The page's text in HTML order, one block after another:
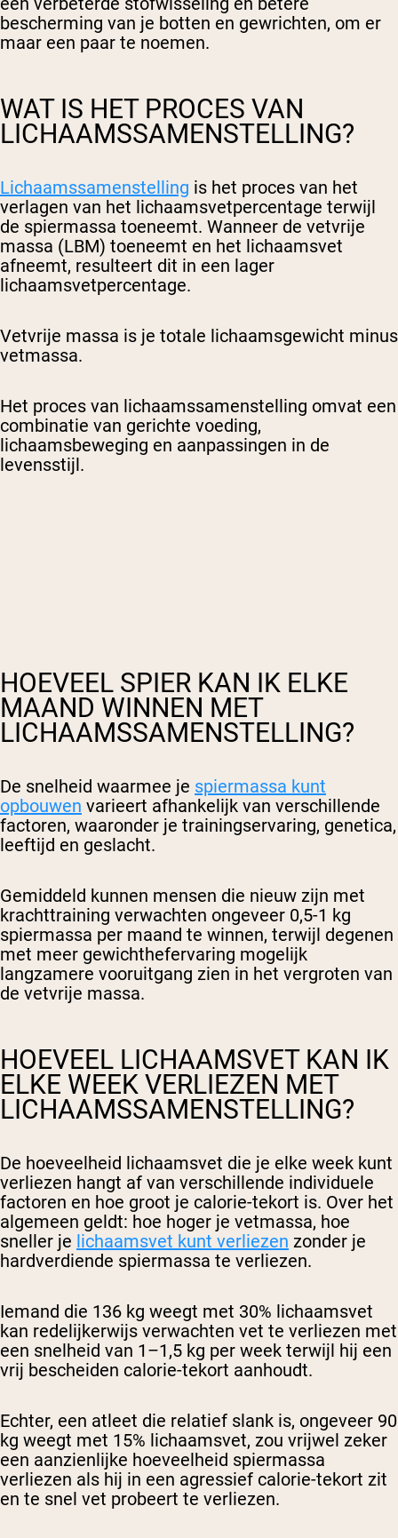
bescherming van je botten en gewrichten, om er
maar een paar te noemen.
WAT IS HET PROCES VAN
LICHAAMSSAMENSTELLING?
Lichaamssamenstelling is het proces van het
verlagen van het lichaamsvetpercentage terwijl
de spiermassa toeneemt. Wanneer de vetvrije
massa (LBM) toeneemt en het lichaamsvet
afneemt, resulteert dit in een lager
lichaamsvetpercentage.
Vetvrije massa is je totale lichaamsgewicht minus
vetmassa.
Het proces van lichaamssamenstelling omvat een
combinatie van gerichte voeding,
lichaamsbeweging en aanpassingen in de
levensstijl.
HOEVEEL SPIER KAN IK ELKE
MAAND WINNEN MET
LICHAAMSSAMENSTELLING?
De snelheid waarmee je spiermassa kunt
opbouwen varieert afhankelijk van verschillende
factoren, waaronder je trainingservaring, genetica,
leeftijd en geslacht.
Gemiddeld kunnen mensen die nieuw zijn met
krachttraining verwachten ongeveer 0,5-1 kg
spiermassa per maand te winnen, terwijl degenen
met meer gewichthefervaring mogelijk
langzamere vooruitgang zien in het vergroten van
de vetvrije massa.
HOEVEEL LICHAAMSVET KAN IK
ELKE WEEK VERLIEZEN MET
LICHAAMSSAMENSTELLING?
De hoeveelheid lichaamsvet die je elke week kunt
verliezen hangt af van verschillende individuele
factoren en hoe groot je calorie-tekort is. Over het
algemeen geldt: hoe hoger je vetmassa, hoe
sneller je lichaamsvet kunt verliezen zonder je
hardverdiende spiermassa te verliezen.
Iemand die 136 kg weegt met 30% lichaamsvet
kan redelijkerwijs verwachten vet te verliezen met
een snelheid van 1–1,5 kg per week terwijl hij een
vrij bescheiden calorie-tekort aanhoudt.
Echter, een atleet die relatief slank is, ongeveer 90
kg weegt met 15% lichaamsvet, zou vrijwel zeker
een aanzienlijke hoeveelheid spiermassa
verliezen als hij in een agressief calorie-tekort zit
en te snel vet probeert te verliezen.